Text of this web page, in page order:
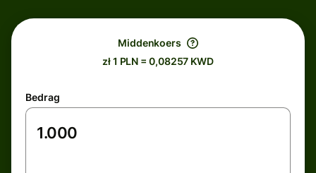
Middenkoers
zł 1 PLN = 0,08257 KWD
Bedrag